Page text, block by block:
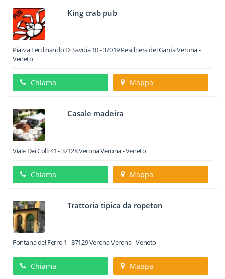
King crab pub
Piazza Ferdinando Di Savoia 10-37019Peschiera del GardaVerona -
Veneto
Chiama Mappa
Casale madeira
Viale Dei Colli 41 -37128VeronaVerona -Veneto
Chiama Mappa
Trattoria tipica da ropeton
Fontana del Ferro 1 -37129VeronaVerona -Veneto
Chiama Mappa